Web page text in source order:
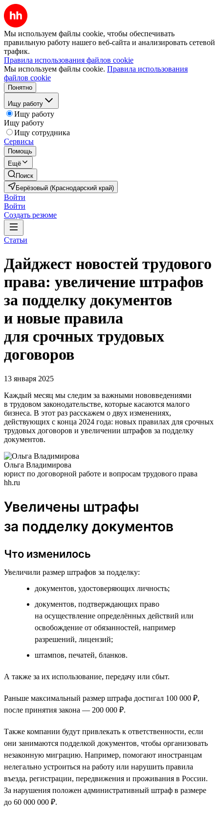
Мы используем файлы cookie, чтобы обеспечивать
правильную работу нашего веб-сайта и анализировать сетевой
трафик.
Правила использования файлов cookie
Мы используем файлы cookie. Правила использования
файлов cookie
Понятно
Ищу работу
Ищу работу
Ищу работу
Ищу сотрудника
Сервисы
Помощь
Ещё
Поиск
Берёзовый (Краснодарский край)
Войти
Войти
Создать резюме
Статьи
Дайджест новостей трудового
права: увеличение штрафов
за подделку документов
и новые правила
для срочных трудовых
договоров
13 января 2025
Каждый месяц мы следим за важными нововведениями
в трудовом законодательстве, которые касаются малого
бизнеса. В этот раз расскажем о двух изменениях,
действующих с конца 2024 года: новых правилах для срочных
трудовых договоров и увеличении штрафов за подделку
документов.
Ольга Владимирова
юрист по договорной работе и вопросам трудового права
hh.ru
Увеличены штрафы
за подделку документов
Что изменилось
Увеличили размер штрафов за подделку:
документов, удостоверяющих личность;
документов, подтверждающих право
на осуществление определённых действий или
освобождение от обязанностей, например
разрешений, лицензий;
штампов, печатей, бланков.
А также за их использование, передачу или сбыт.
Раньше максимальный размер штрафа достигал 100 000 ₽,
после принятия закона — 200 000 ₽.
Также компании будут привлекать к ответственности, если
они занимаются подделкой документов, чтобы организовать
незаконную миграцию. Например, помогают иностранцам
нелегально устроиться на работу или нарушить правила
въезда, регистрации, передвижения и проживания в России.
За нарушения положен административный штраф в размере
до 60 000 000 ₽.